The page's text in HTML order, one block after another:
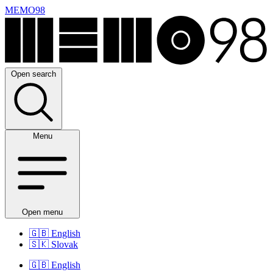
MEMO98
Open search
Menu
Open menu
🇬🇧 English
🇸🇰 Slovak
🇬🇧 English